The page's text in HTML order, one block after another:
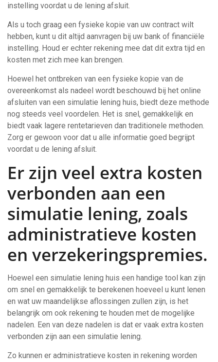
instelling voordat u de lening afsluit.
Als u toch graag een fysieke kopie van uw contract wilt
hebben, kunt u dit altijd aanvragen bij uw bank of financiële
instelling. Houd er echter rekening mee dat dit extra tijd en
kosten met zich mee kan brengen.
Hoewel het ontbreken van een fysieke kopie van de
overeenkomst als nadeel wordt beschouwd bij het online
afsluiten van een simulatie lening huis, biedt deze methode
nog steeds veel voordelen. Het is snel, gemakkelijk en
biedt vaak lagere rentetarieven dan traditionele methoden.
Zorg er gewoon voor dat u alle informatie goed begrijpt
voordat u de lening afsluit.
Er zijn veel extra kosten
verbonden aan een
simulatie lening, zoals
administratieve kosten
en verzekeringspremies.
Hoewel een simulatie lening huis een handige tool kan zijn
om snel en gemakkelijk te berekenen hoeveel u kunt lenen
en wat uw maandelijkse aflossingen zullen zijn, is het
belangrijk om ook rekening te houden met de mogelijke
nadelen. Een van deze nadelen is dat er vaak extra kosten
verbonden zijn aan een simulatie lening.
Zo kunnen er administratieve kosten in rekening worden